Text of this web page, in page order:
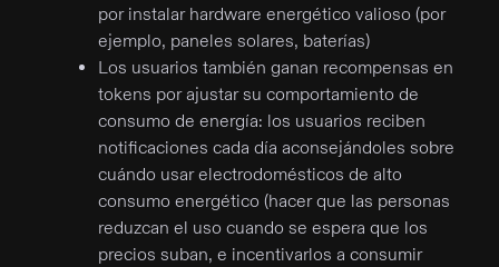
por instalar hardware energético valioso (por
ejemplo, paneles solares, baterías)
Los usuarios también ganan recompensas en
tokens por ajustar su comportamiento de
consumo de energía: los usuarios reciben
notificaciones cada día aconsejándoles sobre
cuándo usar electrodomésticos de alto
consumo energético (hacer que las personas
reduzcan el uso cuando se espera que los
precios suban, e incentivarlos a consumir